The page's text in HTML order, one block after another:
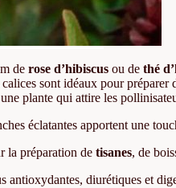
derose d’hibiscus ou dethé
sont idéaux pour préparer
plante qui attire les
éclatantes apportent une
la préparation detisanes, de
antioxydantes, diurétiques et